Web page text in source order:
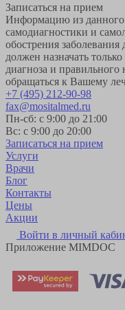
Записаться на прием
Информацию из данного
самодиагностики и
обострения заболевания
должен назначать
диагноза и правильного
обращаться к Вашему
+7 (495) 212-90-98
fax@mositalmed.ru
Пн-сб: с 9:00 до 21:00
Вс: с 9:00 до 20:00
Записаться на прием
Услуги
Врачи
Блог
Контакты
Цены
Акции
Войти в личный
Приложение MIMDOC